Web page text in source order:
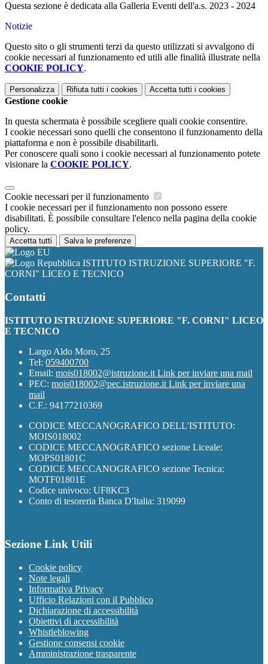
Questa sezione è dedicata alla Galleria Eventi dell'a.s. 2023 - 2024
Notizie
Questo sito o gli strumenti terzi da questo utilizzati si avvalgono di
cookie necessari al funzionamento ed utili alle finalità illustrate nella
COOKIE POLICY.
Personalizza Rifiuta tutti i cookies Accetta tutti i cookies
Gestione cookie
In questa schermata è possibile scegliere quali cookie consentire.
I cookie necessari sono quelli che consentono il funzionamento della
piattaforma e non è possibile disabilitarli.
Per conoscere quali sono i cookie necessari al funzionamento potete
visionare la COOKIE POLICY.
Cookie necessari per il funzionamento
I cookie necessari per il funzionamento non possono essere
disabilitati. È possibile consultare l'elenco nella pagina della cookie
policy.
Accetta tutti Salva le preferenze
ISTITUTO ISTRUZIONE SUPERIORE "F.
CORNI" LICEO E TECNICO
Contatti
ISTITUTO ISTRUZIONE SUPERIORE "F. CORNI" LICEO
E TECNICO
Largo Aldo Moro, 25
Tel: 059400700
Email: mois018002@istruzione.it Link per inviare una mail
PEC: mois018002@pec.istruzione.it Link per inviare una
mail
C.F.: 94177210369
CODICE MECCANOGRAFICO DELL'ISTITUTO:
MOIS018002
CODICE MECCANOGRAFICO sezione Liceale:
MOPS01801C
CODICE MECCANOGRAFICO sezione Tecnica:
MOTF01801E
Codice univoco: UF8KC3
Conto di tesoreria Banca D'Italia: 319099
Sezione Link Utili
Cookie policy
Note legali
Informativa Privacy
Ufficio Relazioni con il Pubblico
Dichiarazione di accessibilità
Obiettivi di accessibilità
Whistleblowing
Gestione consensi cookie
Amministrazione trasparente